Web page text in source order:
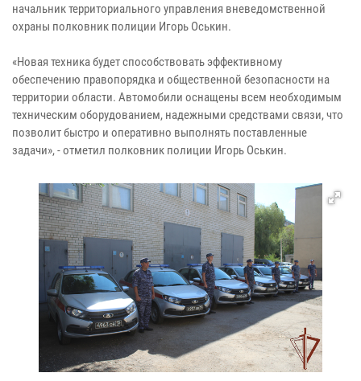
начальник территориального управления вневедомственной
охраны полковник полиции Игорь Оськин.
«Новая техника будет способствовать эффективному
обеспечению правопорядка и общественной безопасности на
территории области. Автомобили оснащены всем необходимым
техническим оборудованием, надежными средствами связи, что
позволит быстро и оперативно выполнять поставленные
задачи», - отметил полковник полиции Игорь Оськин.